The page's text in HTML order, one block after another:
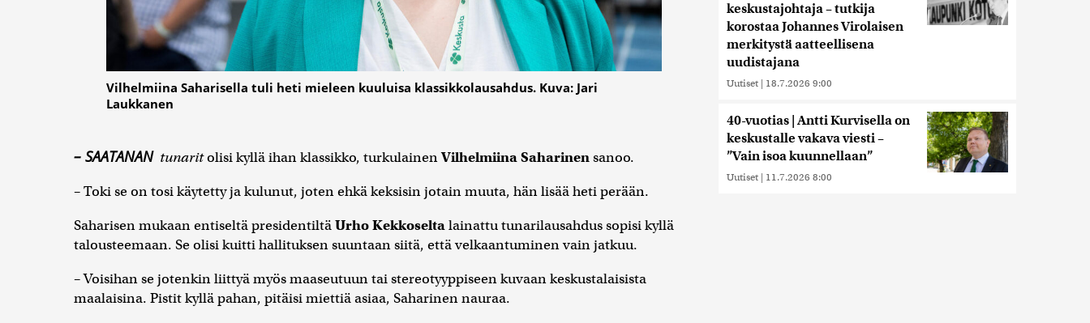
Vilhelmiina Saharisella tuli heti mieleen kuuluisa klassikkolausahdus. Kuva: Jari
Laukkanen
– SAATANAN tunaritolisi kyllä ihan klassikko, turkulainenVilhelmiina Saharinensanoo.
– Toki se on tosi käytetty ja kulunut, joten ehkä keksisin jotain muuta, hän lisää heti perään.
Saharisen mukaan entiseltä presidentiltäUrho Kekkoseltalainattu tunarilausahdus sopisi kyllä
talousteemaan. Se olisi kuitti hallituksen suuntaan siitä, että velkaantuminen vain jatkuu.
– Voisihan se jotenkin liittyä myös maaseutuun tai stereotyyppiseen kuvaan keskustalaisista
maalaisina. Pistit kyllä pahan, pitäisi miettiä asiaa, Saharinen nauraa.
keskustajohtaja – tutkija
korostaa Johannes Virolaisen
merkitystä aatteellisena
uudistajana
Uutiset | 18.7.2026 9:00
40-vuotias | Antti Kurvisella on
keskustalle vakava viesti –
”Vain isoa kuunnellaan”
Uutiset | 11.7.2026 8:00